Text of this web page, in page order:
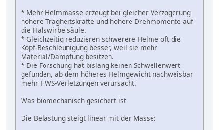
* Mehr Helmmasse erzeugt bei gleicher Verzögerung
höhere Trägheitskräfte und höhere Drehmomente auf
die Halswirbelsäule.
* Gleichzeitig reduzieren schwerere Helme oft die
Kopf-Beschleunigung besser, weil sie mehr
Material/Dämpfung besitzen.
* Die Forschung hat bislang keinen Schwellenwert
gefunden, ab dem höheres Helmgewicht nachweisbar
mehr HWS-Verletzungen verursacht.
Was biomechanisch gesichert ist
Die Belastung steigt linear mit der Masse: